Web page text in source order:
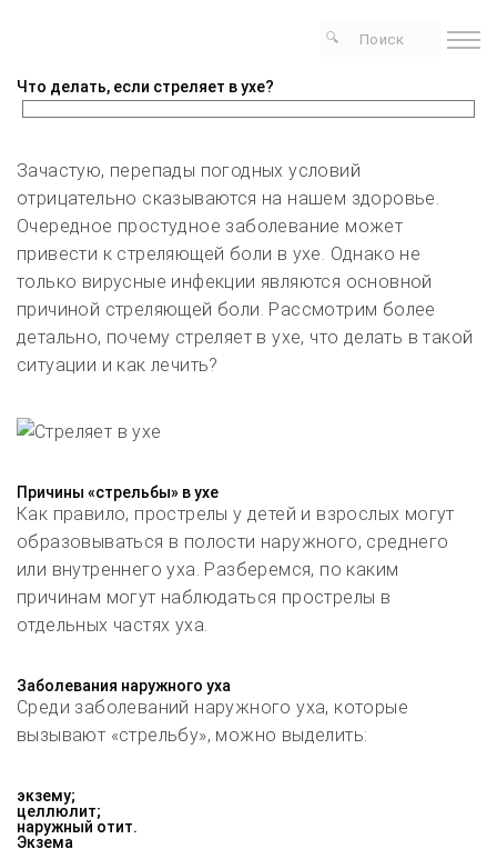
Что делать, если стреляет в ухе?
Зачастую, перепады погодных условий
отрицательно сказываются на нашем здоровье.
Очередное простудное заболевание может
привести к стреляющей боли в ухе. Однако не
только вирусные инфекции являются основной
причиной стреляющей боли. Рассмотрим более
детально, почему стреляет в ухе, что делать в такой
ситуации и как лечить?
Причины «стрельбы» в ухе
Как правило, прострелы у детей и взрослых могут
образовываться в полости наружного, среднего
или внутреннего уха. Разберемся, по каким
причинам могут наблюдаться прострелы в
отдельных частях уха.
Заболевания наружного уха
Среди заболеваний наружного уха, которые
вызывают «стрельбу», можно выделить:
экзему;
целлюлит;
наружный отит.
Экзема